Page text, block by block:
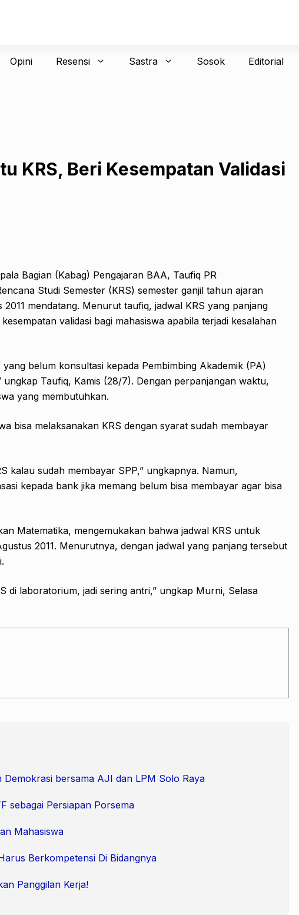
Opini Resensi Sastra Sosok Editorial
KRS, Beri Kesempatan Validasi
Bagian (Kabag) Pengajaran BAA, Taufiq PR
Studi Semester (KRS) semester ganjil tahun ajaran
2011 mendatang. Menurut taufiq, jadwal KRS yang panjang
validasi bagi mahasiswa apabila terjadi kesalahan
yang belum konsultasi kepada Pembimbing Akademik (PA)
ungkap Taufiq, Kamis (28/7). Dengan perpanjangan waktu,
yang membutuhkan.
bisa melaksanakan KRS dengan syarat sudah membayar
kalau sudah membayar SPP,” ungkapnya. Namun,
kepada bank jika memang belum bisa membayar agar bisa
Matematika, mengemukakan bahwa jadwal KRS untuk
2011. Menurutnya, dengan jadwal yang panjang tersebut
di laboratorium, jadi sering antri,” ungkap Murni, Selasa
Demokrasi bersama AJI dan LPM Solo Raya
sebagai Persiapan Porsema
Mahasiswa
Berkompetensi Di Bidangnya
Panggilan Kerja!